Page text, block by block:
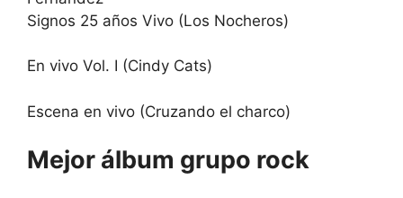
Signos 25 años Vivo (Los Nocheros)
En vivo Vol. I (Cindy Cats)
Escena en vivo (Cruzando el charco)
Mejor álbum grupo rock